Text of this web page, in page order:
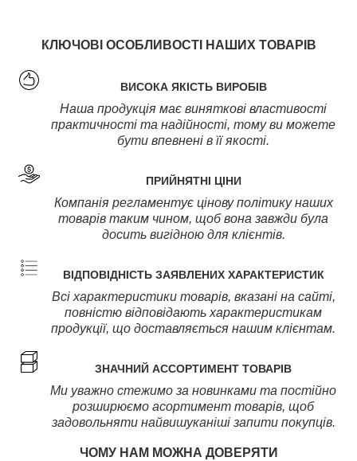
КЛЮЧОВІ ОСОБЛИВОСТІ НАШИХ ТОВАРІВ
ВИСОКА ЯКІСТЬ ВИРОБІВ
Наша продукція має виняткові властивості
практичності та надійності, тому ви можете
бути впевнені в її якості.
ПРИЙНЯТНІ ЦІНИ
Компанія регламентує цінову політику наших
товарів таким чином, щоб вона завжди була
досить вигідною для клієнтів.
ВІДПОВІДНІСТЬ ЗАЯВЛЕНИХ ХАРАКТЕРИСТИК
Всі характеристики товарів, вказані на сайті,
повністю відповідають характеристикам
продукції, що доставляється нашим клієнтам.
ЗНАЧНИЙ АССОРТИМЕНТ ТОВАРІВ
Ми уважно стежимо за новинками та постійно
розширюємо асортимент товарів, щоб
задовольняти найвишуканіші запити покупців.
ЧОМУ НАМ МОЖНА ДОВЕРЯТИ